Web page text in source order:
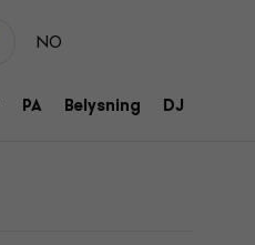
NO
PA Belysning DJ